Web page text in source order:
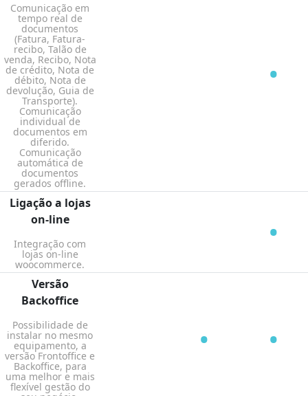
Comunicação em
tempo real de
documentos
(Fatura, Fatura-
recibo, Talão de
venda, Recibo, Nota
de crédito, Nota de
débito, Nota de
devolução, Guia de
Transporte).
Comunicação
individual de
documentos em
diferido.
Comunicação
automática de
documentos
gerados offline.
•
Ligação a lojas
on-line
Integração com
lojas on-line
woocommerce.
•
Versão
Backoffice
Possibilidade de
instalar no mesmo
equipamento, a
versão Frontoffice e
Backoffice, para
uma melhor e mais
flexível gestão do
• •